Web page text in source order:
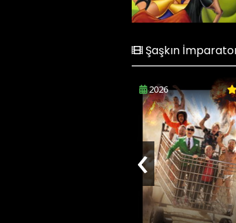
Şaşkın
2026
‹